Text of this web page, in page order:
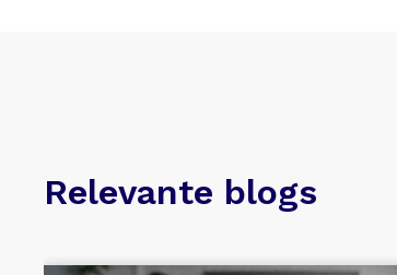
Relevante blogs